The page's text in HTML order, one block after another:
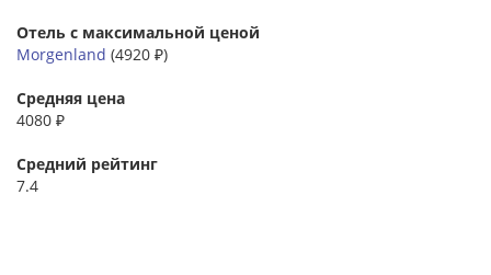
Отель с максимальной ценой
Morgenland (4920 ₽)
Средняя цена
4080 ₽
Средний рейтинг
7.4